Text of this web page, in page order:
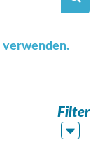
verwenden.
Filter